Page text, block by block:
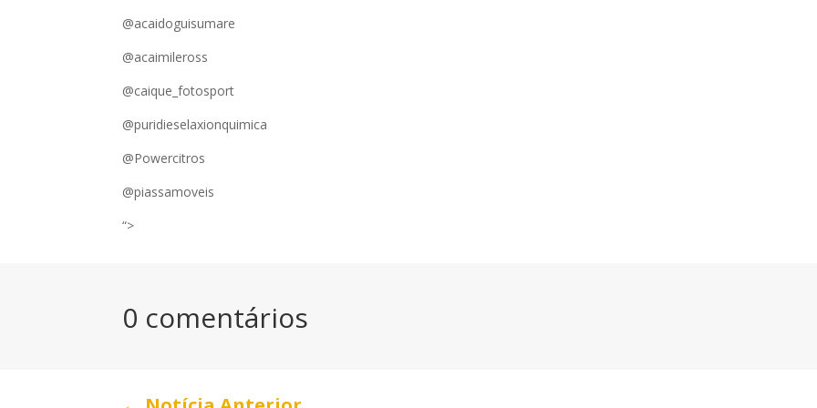
@acaidoguisumare
@acaimileross
@caique_fotosport
@puridieselaxionquimica
@Powercitros
@piassamoveis
“>
0 comentários